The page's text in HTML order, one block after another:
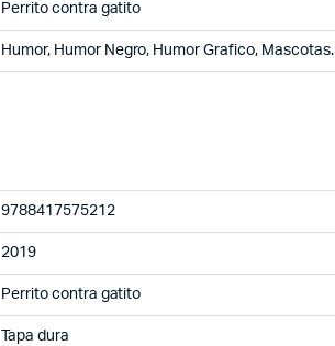
Perrito contra gatito
Humor, Humor Negro, Humor Grafico, Mascotas.
9788417575212
2019
Perrito contra gatito
Tapa dura